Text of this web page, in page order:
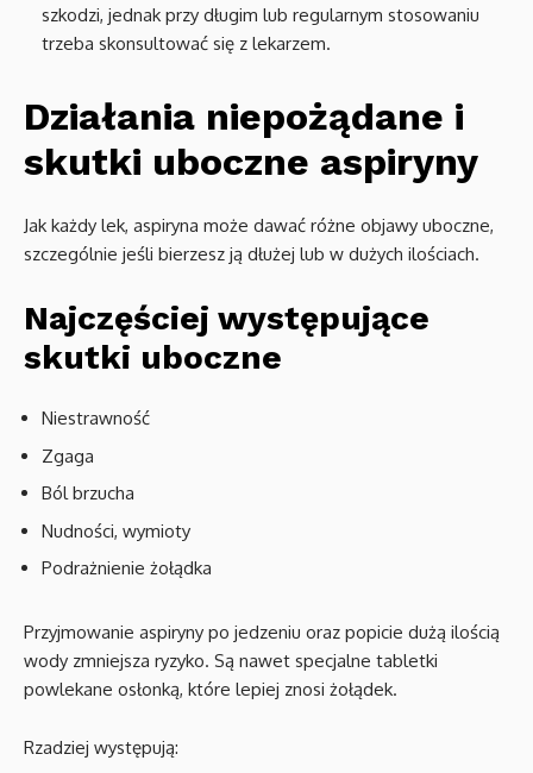
szkodzi, jednak przy długim lub regularnym stosowaniu
trzeba skonsultować się z lekarzem.
Działania niepożądane i
skutki uboczne aspiryny
Jak każdy lek, aspiryna może dawać różne objawy uboczne,
szczególnie jeśli bierzesz ją dłużej lub w dużych ilościach.
Najczęściej występujące
skutki uboczne
Niestrawność
Zgaga
Ból brzucha
Nudności, wymioty
Podrażnienie żołądka
Przyjmowanie aspiryny po jedzeniu oraz popicie dużą ilością
wody zmniejsza ryzyko. Są nawet specjalne tabletki
powlekane osłonką, które lepiej znosi żołądek.
Rzadziej występują: